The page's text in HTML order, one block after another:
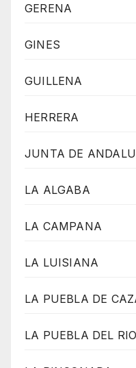
GERENA
GINES
GUILLENA
HERRERA
JUNTA DE
LA ALGABA
LA CAMPANA
LA LUISIANA
LA PUEBLA DE
LA PUEBLA DEL RIO